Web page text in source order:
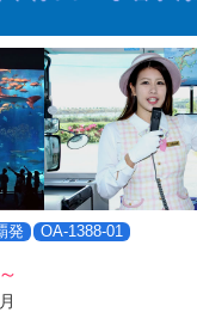
発 OA-1388-01